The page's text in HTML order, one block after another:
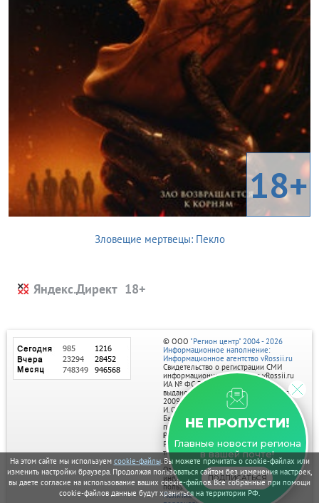
На этом сайте мы используем cookie-файлы. Вы можете прочитать о cookie-файлах или
изменить настройки браузера. Продолжая пользоваться сайтом без изменения настроек,
вы даете согласие на использование ваших cookie-файлов. Все собранные при помощи
cookie-файлов данные будут храниться на территории РФ.
18+
Зловещие мертвецы: Пекло
Яндекс.Директ
НЕ ПРОПУСТИ!
Главные новости региона
в вашей почте!
ПОДПИСАТЬСЯ
© ООО "Регион центр" 2004 - 2026
Информационное наполнение:
Информационное агентство vRossii.ru
Свидетельство о регистрации СМИ
информационного агентства vRossii.ru
ИА № ФС 77‑35502
выдано РОСКОМНАДЗОРом 04 марта
2009г.
И. О. Главного редактора Нарыков А. Н.
Баннеры на портале размещаются на
правах рекламы.
Реклама на портале:
Рекламное агентство "Умный маркетинг"
тел. 7-910-267-70-40,
email: umnyy.marketing@yandex.ru
Отдельные публикации могут содержать
информацию, не предназначенную для
пользователей до 18 лет.
Политика в отношении обработки